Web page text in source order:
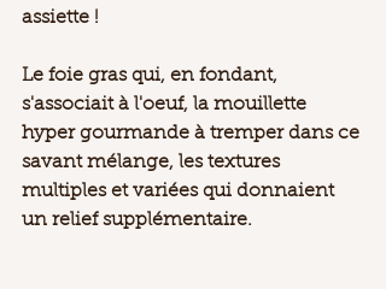
assiette !
Le foie gras qui, en fondant,
s'associait à l'oeuf, la mouillette
hyper gourmande à tremper dans ce
savant mélange, les textures
multiples et variées qui donnaient
un relief supplémentaire.